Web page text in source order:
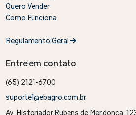
Quero Vender
Como Funciona
Regulamento Geral
Entre em contato
(65) 2121-6700
suporte1@ebagro.com.br
Av. Historiador Rubens de Mendonça,